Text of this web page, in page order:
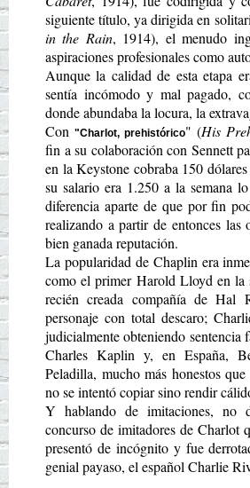
siguiente título, ya dirigida en
in the Rain, 1914), el menudo
aspiraciones profesionales como
Aunque la calidad de esta etapa
sentía incómodo y mal pagado,
donde abundaba la locura, la
Con "Charlot, prehistórico" (His
fin a su colaboración con Sennett
en la Keystone cobraba 150
su salario era 1.250 a la semana
diferencia aparte de que por fin
realizando a partir de entonces las
bien ganada reputación.
La popularidad de Chaplin era
como el primer Harold Lloyd en
recién creada compañía de
personaje con total descaro;
judicialmente obteniendo sentencia
Charles Kaplin y, en España,
Peladilla, mucho más honestos
no se intentó copiar sino rendir
Y hablando de imitaciones, no
concurso de imitadores de Charlot
presentó de incógnito y fue
genial payaso, el español Charlie